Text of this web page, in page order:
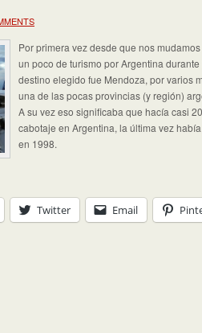
Por primera vez desde que nos
un poco de turismo por Argentina
destino elegido fue Mendoza, por varios
una de las pocas provincias (y región)
A su vez eso significaba que hacía casi
cabotaje en Argentina, la última vez
en 1998.
Twitter Email